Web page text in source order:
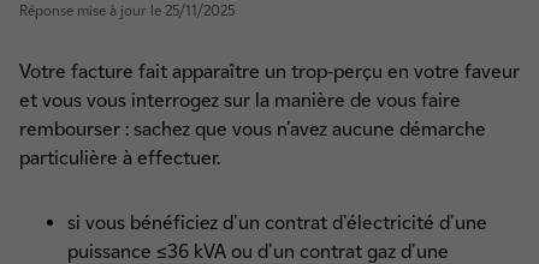
Problèmes de fraude au paiement (2)
Réponse mise à jour le 25/11/2025
Votre facture fait apparaître un trop-perçu en votre faveur
et vous vous interrogez sur la manière de vous faire
rembourser : sachez que vous n'avez aucune démarche
particulière à effectuer.
si vous bénéficiez d'un contrat d'électricité d'une
puissance ≤36 kVA ou d'un contrat gaz d'une